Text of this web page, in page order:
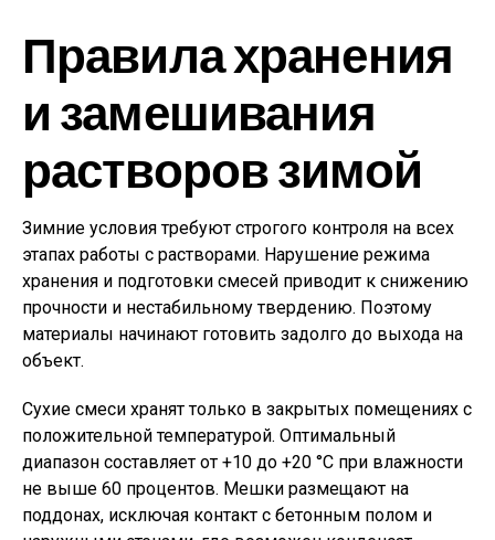
Правила хранения
и замешивания
растворов зимой
Зимние условия требуют строгого контроля на всех
этапах работы с растворами. Нарушение режима
хранения и подготовки смесей приводит к снижению
прочности и нестабильному твердению. Поэтому
материалы начинают готовить задолго до выхода на
объект.
Сухие смеси хранят только в закрытых помещениях с
положительной температурой. Оптимальный
диапазон составляет от +10 до +20 °C при влажности
не выше 60 процентов. Мешки размещают на
поддонах, исключая контакт с бетонным полом и